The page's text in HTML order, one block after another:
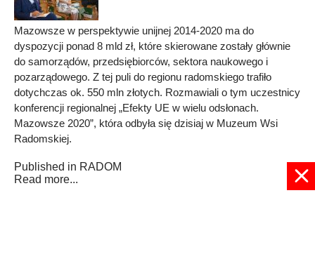
Mazowsze w perspektywie unijnej 2014-2020 ma do
dyspozycji ponad 8 mld zł, które skierowane zostały głównie
do samorządów, przedsiębiorców, sektora naukowego i
pozarządowego. Z tej puli do regionu radomskiego trafiło
dotychczas ok. 550 mln złotych. Rozmawiali o tym uczestnicy
konferencji regionalnej „Efekty UE w wielu odsłonach.
Mazowsze 2020”, która odbyła się dzisiaj w Muzeum Wsi
Radomskiej.
Published in RADOM
Read more...